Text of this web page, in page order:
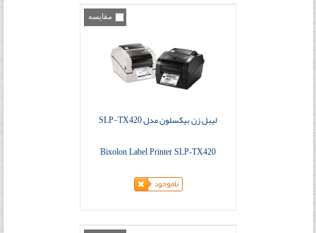
مقایسه
لیبل زن بیکسلون مدل SLP-TX420
Bixolon Label Printer SLP-TX420